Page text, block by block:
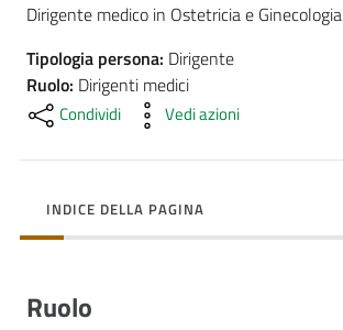
Prestazioni
e
percorsi
cura
per...
Dirigente medico in Ostetricia e Ginecologia
Tipologia persona: Dirigente
Ruolo: Dirigenti medici
Condividi Vedi azioni
INDICE DELLA PAGINA
Ruolo